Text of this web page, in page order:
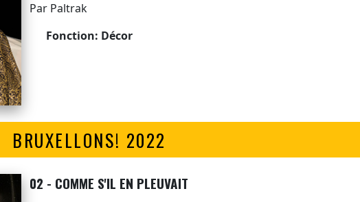
Par Paltrak
Fonction: Décor
BRUXELLONS! 2022
02 - COMME S'IL EN PLEUVAIT